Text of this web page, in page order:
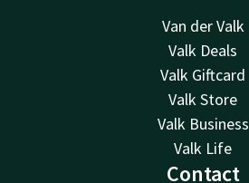
Van der Valk
Valk Deals
Valk Giftcard
Valk Store
Valk Business
Valk Life
Contact